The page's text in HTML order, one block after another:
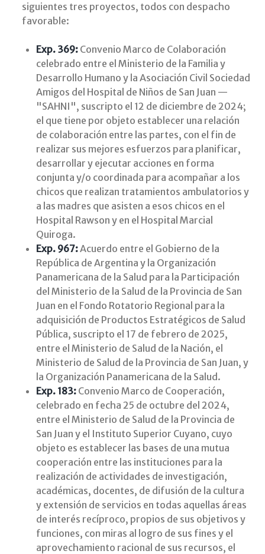
siguientes tres proyectos, todos con despacho
favorable:
Exp. 369: Convenio Marco de Colaboración
celebrado entre el Ministerio de la Familia y
Desarrollo Humano y la Asociación Civil Sociedad
Amigos del Hospital de Niños de San Juan —
"SAHNI", suscripto el 12 de diciembre de 2024;
el que tiene por objeto establecer una relación
de colaboración entre las partes, con el fin de
realizar sus mejores esfuerzos para planificar,
desarrollar y ejecutar acciones en forma
conjunta y/o coordinada para acompañar a los
chicos que realizan tratamientos ambulatorios y
a las madres que asisten a esos chicos en el
Hospital Rawson y en el Hospital Marcial
Quiroga.
Exp. 967:Acuerdo entre el Gobierno de la
República de Argentina y la Organización
Panamericana de la Salud para la Participación
del Ministerio de la Salud de la Provincia de San
Juan en el Fondo Rotatorio Regional para la
adquisición de Productos Estratégicos de Salud
Pública, suscripto el 17 de febrero de 2025,
entre el Ministerio de Salud de la Nación, el
Ministerio de Salud de la Provincia de San Juan, y
la Organización Panamericana de la Salud.
Exp. 183: Convenio Marco de Cooperación,
celebrado en fecha 25 de octubre del 2024,
entre el Ministerio de Salud de la Provincia de
San Juan y el Instituto Superior Cuyano, cuyo
objeto es establecer las bases de una mutua
cooperación entre las instituciones para la
realización de actividades de investigación,
académicas, docentes, de difusión de la cultura
y extensión de servicios en todas aquellas áreas
de interés recíproco, propios de sus objetivos y
funciones, con miras al logro de sus fines y el
aprovechamiento racional de sus recursos, el